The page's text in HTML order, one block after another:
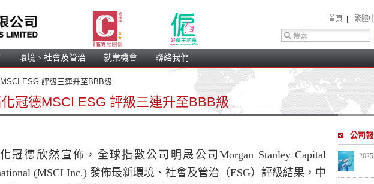
首頁 繁體
環境、社會及管治 就業機會 聯絡我們
ESG 評級三連升至BBB級
冠德MSCI ESG 評級三連升至BBB級
冠德欣然宣佈，全球指數公司明晟公司Morgan Stanley Capital
(MSCI Inc.) 發佈最新環境、社會及管治（ESG）評級結果，中
公司